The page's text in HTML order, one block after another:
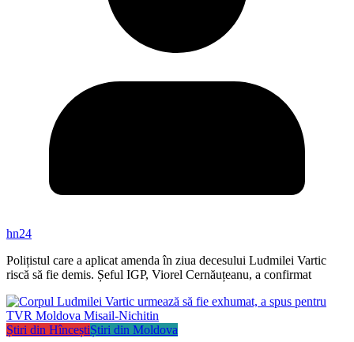
hn24
Polițistul care a aplicat amenda în ziua decesului Ludmilei Vartic
riscă să fie demis. Șeful IGP, Viorel Cernăuțeanu, a confirmat
Știri din HînceștiȘtiri din Moldova